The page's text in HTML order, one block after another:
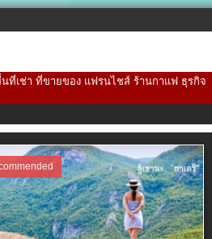
ที่เช่า ที่ขายของ แฟรนไชส์ ร้านกาแฟ ธุรกิจ